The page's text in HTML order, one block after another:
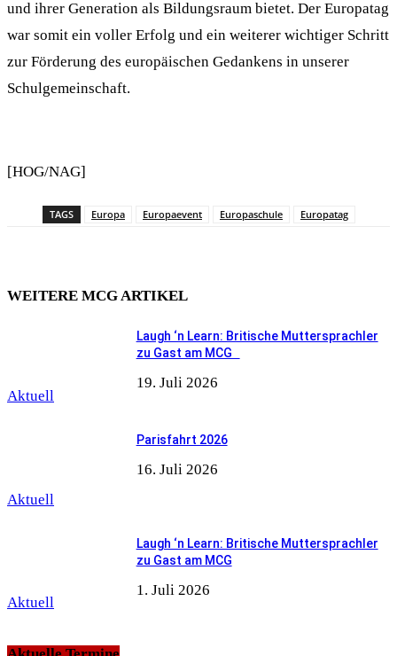
und ihrer Generation als Bildungsraum bietet. Der Europatag
war somit ein voller Erfolg und ein weiterer wichtiger Schritt
zur Förderung des europäischen Gedankens in unserer
Schulgemeinschaft.
[HOG/NAG]
TAGS Europa Europaevent Europaschule Europatag
WEITERE MCG ARTIKEL
Aktuell
Laugh ‘n Learn: Britische Muttersprachler
zu Gast am MCG
19. Juli 2026
Aktuell
Parisfahrt 2026
16. Juli 2026
Aktuell
Laugh ‘n Learn: Britische Muttersprachler
zu Gast am MCG
1. Juli 2026